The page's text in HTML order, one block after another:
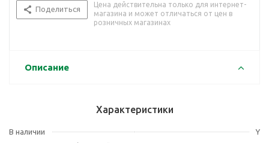
Поделиться
Цена действительна только для интернет-
магазина и может отличаться от цен в
розничных магазинах
Описание
Характеристики
В наличии
Y